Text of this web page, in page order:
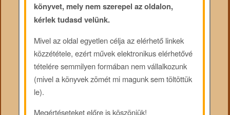
könyvet, mely nem szerepel az oldalon,
kérlek tudasd velünk.
Mivel az oldal egyetlen célja az elérhető linkek
közzététele, ezért művek elektronikus elérhetővé
tételére semmilyen formában nem vállalkozunk
(mivel a könyvek zömét mi magunk sem töltöttük
le).
Megértéseteket előre is köszönjük!